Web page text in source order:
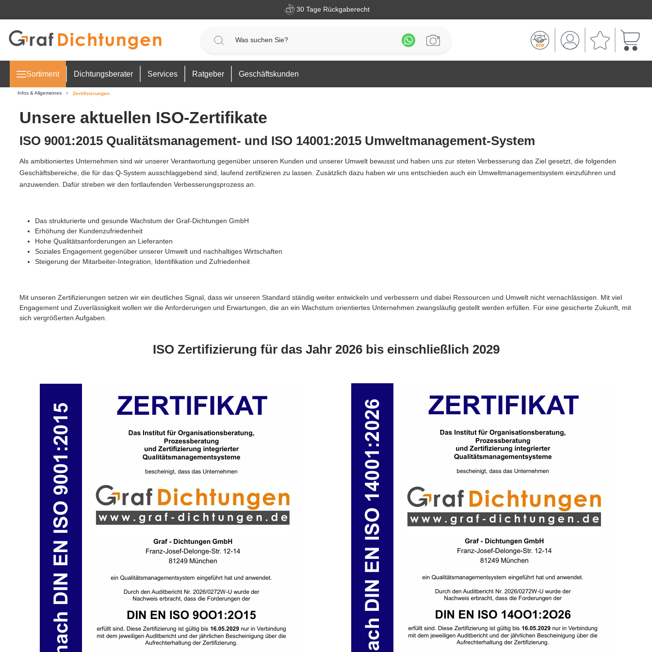
30 Tage Rückgaberecht
Sortiment Dichtungsberater Services Ratgeber Geschäftskunden
Infos & Allgemeines Zertifizierungen
Unsere aktuellen ISO-Zertifikate
ISO 9001:2015 Qualitätsmanagement- und ISO 14001:2015 Umweltmanagement-System
Als ambitioniertes Unternehmen sind wir unserer Verantwortung gegenüber unseren Kunden und unserer Umwelt bewusst und haben uns zur steten Verbesserung das Ziel gesetzt, die folgenden
Geschäftsbereiche, die für das Q-System ausschlaggebend sind, laufend zertifizieren zu lassen. Zusätzlich dazu haben wir uns entschieden auch ein Umweltmanagementsystem einzuführen und
anzuwenden. Dafür streben wir den fortlaufenden Verbesserungsprozess an.
Das strukturierte und gesunde Wachstum der Graf-Dichtungen GmbH
Erhöhung der Kundenzufriedenheit
Hohe Qualitätsanforderungen an Lieferanten
Soziales Engagement gegenüber unserer Umwelt und nachhaltiges Wirtschaften
Steigerung der Mitarbeiter-Integration, Identifikation und Zufriedenheit
Mit unseren Zertifizierungen setzen wir ein deutliches Signal, dass wir unseren Standard ständig weiter entwickeln und verbessern und dabei Ressourcen und Umwelt nicht vernachlässigen. Mit viel
Engagement und Zuverlässigkeit wollen wir die Anforderungen und Erwartungen, die an ein Wachstum orientiertes Unternehmen zwangsläufig gestellt werden erfüllen. Für eine gesicherte Zukunft, mit
sich vergrößerten Aufgaben.
ISO Zertifizierung für das Jahr 2026 bis einschließlich 2029